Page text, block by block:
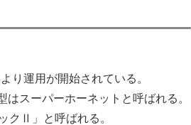
り運用が開始されている。
スーパーホーネットと呼ばれる。
クⅡ」と呼ばれる。